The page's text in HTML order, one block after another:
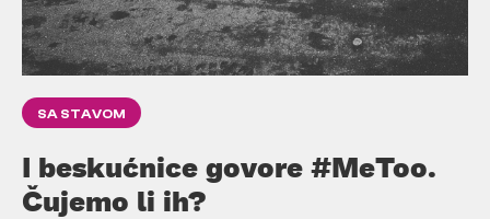
SA STAVOM
I beskućnice govore #MeToo.
Čujemo li ih?